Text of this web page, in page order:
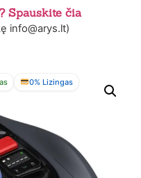
Spauskite čia
info@arys.lt)
0% Lizingas